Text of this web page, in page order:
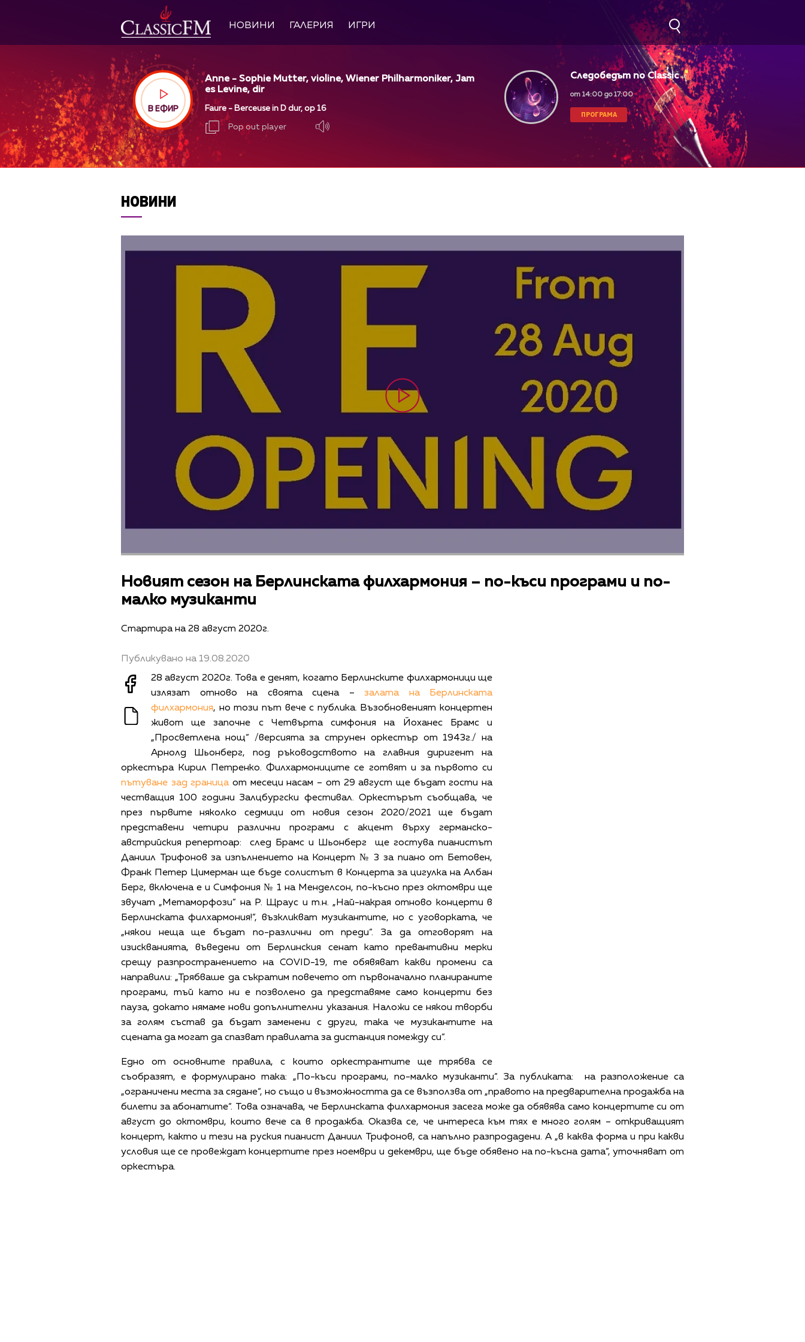
НОВИНИ ГАЛЕРИЯ ИГРИ
В ЕФИР
Anne - Sophie Mutter, violine, Wiener Philharmoniker, Jam
es Levine, dir
Faure - Berceuse in D dur, op 16
Pop out player
Следобедът по Classic
от 14:00 до 17:00
ПРОГРАМА
НОВИНИ
Новият сезон на Берлинската филхармония – по-къси програми и по-
малко музиканти
Стартира на 28 август 2020г.
Публикувано на 19.08.2020
28 август 2020г. Това е денят, когато Берлинските филхармоници ще
излязат отново на своята сцена – залата на Берлинската
филхармония, но този път вече с публика. Възобновеният концертен
живот ще започне с Четвърта симфония на Йоханес Брамс и
„Просветлена нощ“ /версията за струнен оркестър от 1943г./ на
Арнолд Шьонберг, под ръководството на главния диригент на
оркестъра Кирил Петренко. Филхармониците се готвят и за първото си
пътуване зад границаот месеци насам – от 29 август ще бъдат гости на
честващия 100 години Залцбургски фестивал. Оркестърът съобщава, че
през първите няколко седмици от новия сезон 2020/2021 ще бъдат
представени четири различни програми с акцент върху германско-
австрийския репертоар: след Брамс и Шьонберг ще гостува пианистът
Даниил Трифонов за изпълнението на Концерт № 3 за пиано от Бетовен,
Франк Петер Цимерман ще бъде солистът в Концерта за цигулка на Албан
Берг, включена е и Симфония № 1 на Менделсон, по-късно през октомври ще
звучат „Метаморфози“ на Р. Щраус и т.н. „Най-накрая отново концерти в
Берлинската филхармония!“, възкликват музикантите, но с уговорката, че
„някои неща ще бъдат по-различни от преди“. За да отговорят на
изискванията, въведени от Берлинския сенат като превантивни мерки
срещу разпространението на COVID-19, те обявяват какви промени са
направили: „Трябваше да съкратим повечето от първоначално планираните
програми, тъй като ни е позволено да представяме само концерти без
пауза, докато нямаме нови допълнителни указания. Наложи се някои творби
за голям състав да бъдат заменени с други, така че музикантите на
сцената да могат да спазват правилата за дистанция помежду си“.
Едно от основните правила, с които оркестрантите ще трябва се
съобразят, е формулирано така: „По-къси програми, по-малко музиканти“. За публиката: на разположение са
„ограничени места за сядане“, но също и възможността да се възползва от „правото на предварителна продажба на
билети за абонатите“. Това означава, че Берлинската филхармония засега може да обявява само концертите си от
август до октомври, които вече са в продажба. Оказва се, че интереса към тях е много голям – откриващият
концерт, както и тези на руския пианист Даниил Трифонов, са напълно разпродадени. А „в каква форма и при какви
условия ще се провеждат концертите през ноември и декември, ще бъде обявено на по-късна дата“, уточняват от
оркестъра.